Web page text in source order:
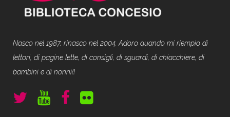
Nasco nel 1987, rinasco nel 2004. Adoro quando mi riempio di
lettori, di pagine lette, di consigli, di sguardi, di chiacchiere, di
bambini e di nonni!!